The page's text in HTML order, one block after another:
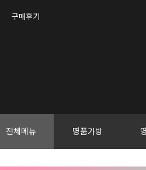
구매후기
전체메뉴 명품가방